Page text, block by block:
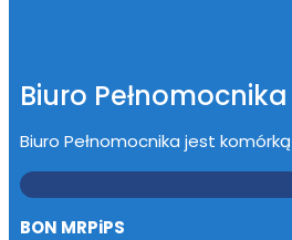
Biuro
Biuro Pełnomocnika jest
BON MRPiPS